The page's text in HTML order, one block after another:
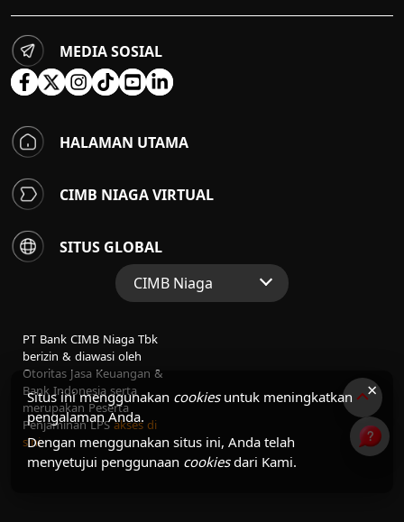
×
Situs ini menggunakan cookiesuntuk meningkatkan
pengalaman Anda.
Dengan menggunakan situs ini, Anda telah
menyetujui penggunaan cookiesdari Kami.
MEDIA SOSIAL
HALAMAN UTAMA
CIMB NIAGA VIRTUAL
SITUS GLOBAL
CIMB Niaga
Perbankan Konsumen
Perbankan Syariah
PT Bank CIMB Niaga Tbk
berizin & diawasi oleh
Otoritas Jasa Keuangan &
Bank Indonesia serta
merupakan Peserta
Penjaminan LPSakses di
sini